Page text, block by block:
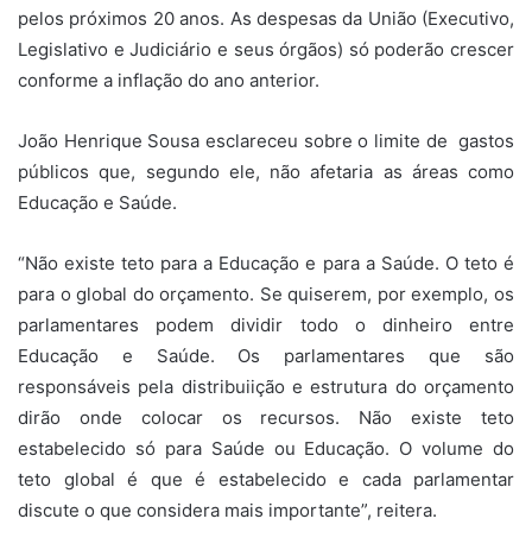
pelos próximos 20 anos. As despesas da União (Executivo,
Legislativo e Judiciário e seus órgãos) só poderão crescer
conforme a inflação do ano anterior.
João Henrique Sousa esclareceu sobre o limite de gastos
públicos que, segundo ele, não afetaria as áreas como
Educação e Saúde.
“Não existe teto para a Educação e para a Saúde. O teto é
para o global do orçamento. Se quiserem, por exemplo, os
parlamentares podem dividir todo o dinheiro entre
Educação e Saúde. Os parlamentares que são
responsáveis pela distribuiição e estrutura do orçamento
dirão onde colocar os recursos. Não existe teto
estabelecido só para Saúde ou Educação. O volume do
teto global é que é estabelecido e cada parlamentar
discute o que considera mais importante”, reitera.